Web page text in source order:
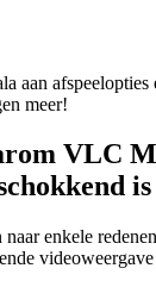
aan afspeelopties
meer!
VLC
is
naar enkele